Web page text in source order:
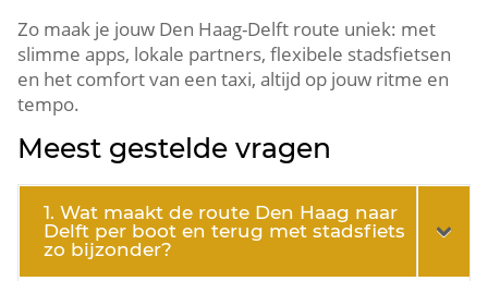
Zo maak je jouw Den Haag-Delft route uniek: met
slimme apps, lokale partners, flexibele stadsfietsen
en het comfort van een taxi, altijd op jouw ritme en
tempo.​
Meest gestelde vragen
1. Wat maakt de route Den Haag naar
Delft per boot en terug met stadsfiets
zo bijzonder?